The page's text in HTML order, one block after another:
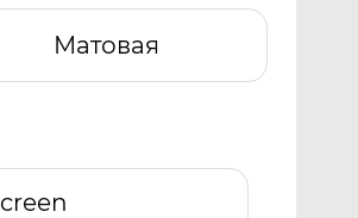
Матовая